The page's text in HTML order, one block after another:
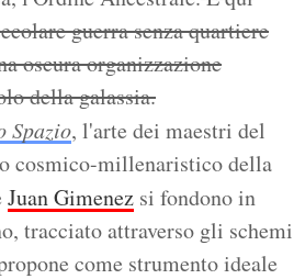
guerra senza quartiere
oscura organizzazione
della galassia.
Spazio, l'arte dei maestri del
cosmico-millenaristico della
Juan Gimenez si fondono in
tracciato attraverso gli schemi
come strumento ideale